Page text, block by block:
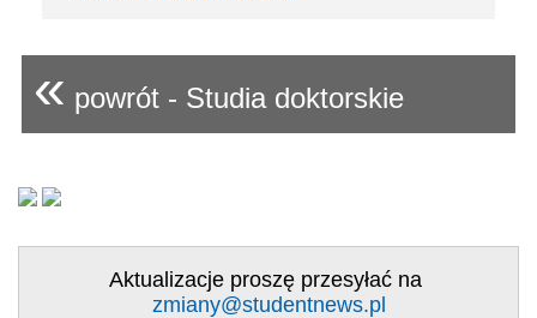
« powrót - Studia doktorskie
Aktualizacje proszę przesyłać na
zmiany@studentnews.pl